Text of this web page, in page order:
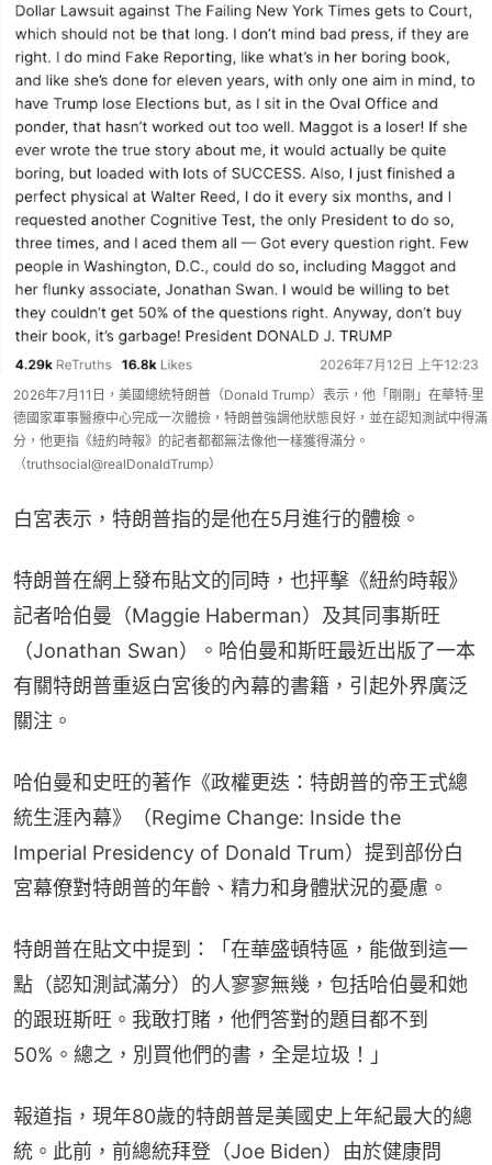
2026年7月11日，美國總統特朗普（Donald Trump）表示，他「剛剛」在華特·里
德國家軍事醫療中心完成一次體檢，特朗普強調他狀態良好，並在認知測試中得滿
分，他更指《紐約時報》的記者都都無法像他一樣獲得滿分。
（truthsocial@realDonaldTrump）
白宮表示，特朗普指的是他在5月進行的體檢。
特朗普在網上發布貼文的同時，也抨擊《紐約時報》
記者哈伯曼（Maggie Haberman）及其同事斯旺
（Jonathan Swan）。哈伯曼和斯旺最近出版了一本
有關特朗普重返白宮後的內幕的書籍，引起外界廣泛
關注。
哈伯曼和史旺的著作《政權更迭：特朗普的帝王式總
統生涯內幕》（Regime Change: Inside the
Imperial Presidency of Donald Trum）提到部份白
宮幕僚對特朗普的年齡、精力和身體狀況的憂慮。
特朗普在貼文中提到：「在華盛頓特區，能做到這一
點（認知測試滿分）的人寥寥無幾，包括哈伯曼和她
的跟班斯旺。我敢打賭，他們答對的題目都不到
50%。總之，別買他們的書，全是垃圾！」
報道指，現年80歲的特朗普是美國史上年紀最大的總
統。此前，前總統拜登（Joe Biden）由於健康問